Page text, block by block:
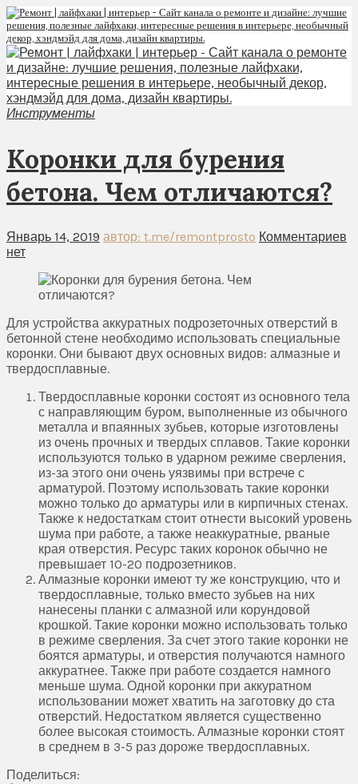
Инструменты
Коронки для бурения
бетона. Чем отличаются?
Январь 14, 2019 автор: t.me/remontprosto Комментариев
нет
Для устройства аккуратных подрозеточных отверстий в
бетонной стене необходимо использовать специальные
коронки. Они бывают двух основных видов: алмазные и
твердосплавные.
Твердосплавные коронки состоят из основного тела
с направляющим буром, выполненные из обычного
металла и впаянных зубьев, которые изготовлены
из очень прочных и твердых сплавов. Такие коронки
используются только в ударном режиме сверления,
из-за этого они очень уязвимы при встрече с
арматурой. Поэтому использовать такие коронки
можно только до арматуры или в кирпичных стенах.
Также к недостаткам стоит отнести высокий уровень
шума при работе, а также неаккуратные, рваные
края отверстия. Ресурс таких коронок обычно не
превышает 10-20 подрозетников.
Алмазные коронки имеют ту же конструкцию, что и
твердосплавные, только вместо зубьев на них
нанесены планки с алмазной или корундовой
крошкой. Такие коронки можно использовать только
в режиме сверления. За счет этого такие коронки не
боятся арматуры, и отверстия получаются намного
аккуратнее. Также при работе создается намного
меньше шума. Одной коронки при аккуратном
использовании может хватить на заготовку до ста
отверстий. Недостатком является существенно
более высокая стоимость. Алмазные коронки стоят
в среднем в 3-5 раз дороже твердосплавных.
Поделиться: